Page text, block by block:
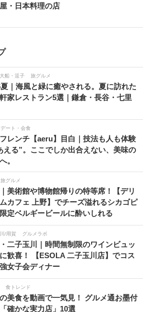
・日本料理の店
船・逗子 旅グルメ
｜海風と緑に癒やされる。夏に訪れた
家レストラン5選｜鎌倉・長谷・七里
デート・会食
レンチ【aeru】目白｜技法も人も体験
える”。ここでしか出合えない、美味の
。
旅グルメ
｜美術館や博物館帰りの特等席！【デリ
カフェ 上野】でチーズ溢れるシカゴピ
定ベルギービールに酔いしれる
/用賀 グルメラボ
二子玉川｜時間無制限のワインビュッ
歓喜！ 【ESOLA 二子玉川店】でコス
女子会ディナー
食トレンド
美食を動画で一気見！ グルメ通お墨付
確かな実力店」10選